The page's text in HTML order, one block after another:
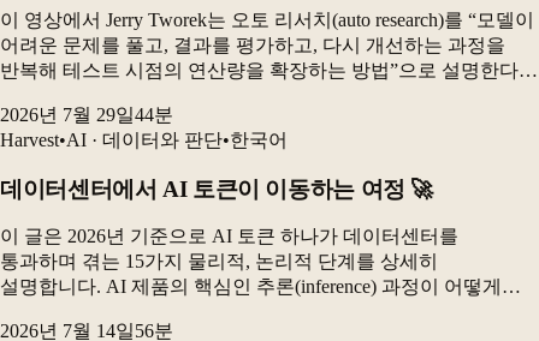
이 영상에서 Jerry Tworek는 오토 리서치(auto research)를 “모델이
어려운 문제를 풀고, 결과를 평가하고, 다시 개선하는 과정을
반복해 테스트 시점의 연산량을 확장하는 방법”으로 설명한다.
다양하게 만들어내지 못...
2026년 7월 29일44분
Harvest•AI · 데이터와 판단•한국어
데이터센터에서 AI 토큰이 이동하는 여정 🚀
이 글은 2026년 기준으로 AI 토큰 하나가 데이터센터를
통과하며 겪는 15가지 물리적, 논리적 단계를 상세히
설명합니다. AI 제품의 핵심인 추론(inference) 과정이 어떻게
2026년 7월 14일56분